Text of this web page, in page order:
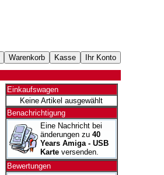
Einkaufswagen
Keine Artikel ausgewählt
Benachrichtigung
Eine Nachricht bei
änderungen zu 40
Years Amiga - USB
Karteversenden.
Bewertungen